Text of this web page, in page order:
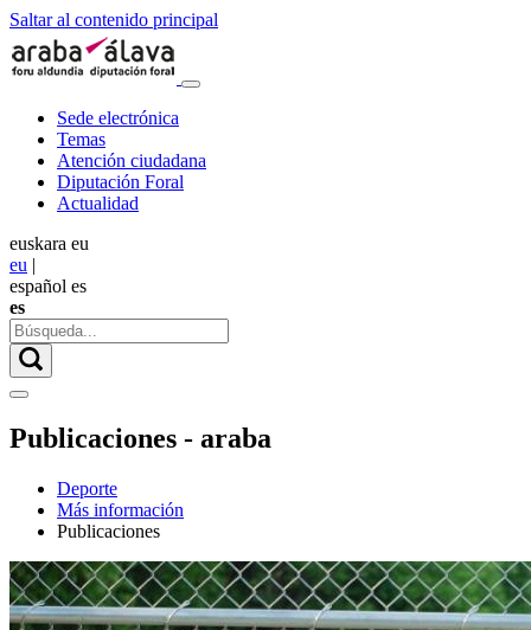
Saltar al contenido principal
Sede electrónica
Temas
Atención ciudadana
Diputación Foral
Actualidad
euskara eu
eu |
español es
es
Publicaciones - araba
Deporte
Más información
Publicaciones